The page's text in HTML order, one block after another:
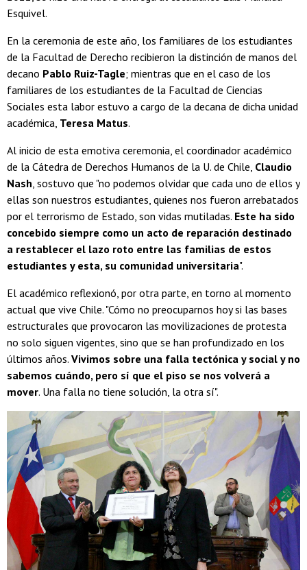
Esquivel.
En la ceremonia de este año, los familiares de los estudiantes
de la Facultad de Derecho recibieron la distinción de manos del
decano Pablo Ruiz-Tagle; mientras que en el caso de los
familiares de los estudiantes de la Facultad de Ciencias
Sociales esta labor estuvo a cargo de la decana de dicha unidad
académica, Teresa Matus.
Al inicio de esta emotiva ceremonia, el coordinador académico
de la Cátedra de Derechos Humanos de la U. de Chile, Claudio
Nash, sostuvo que "no podemos olvidar que cada uno de ellos y
ellas son nuestros estudiantes, quienes nos fueron arrebatados
por el terrorismo de Estado, son vidas mutiladas. Este ha sido
concebido siempre como un acto de reparación destinado
a restablecer el lazo roto entre las familias de estos
estudiantes y esta, su comunidad universitaria".
El académico reflexionó, por otra parte, en torno al momento
actual que vive Chile. "Cómo no preocuparnos hoy si las bases
estructurales que provocaron las movilizaciones de protesta
no solo siguen vigentes, sino que se han profundizado en los
últimos años. Vivimos sobre una falla tectónica y social y no
sabemos cuándo, pero sí que el piso se nos volverá a
mover. Una falla no tiene solución, la otra sí".